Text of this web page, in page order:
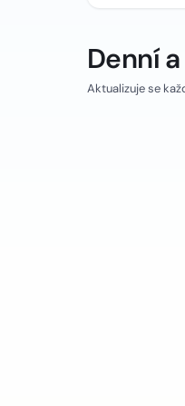
Denní
Aktualizuje se